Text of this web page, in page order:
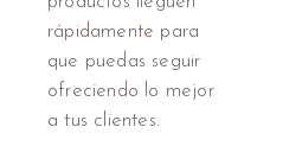
rápidamente para
que puedas seguir
ofreciendo lo mejor
a tus clientes.